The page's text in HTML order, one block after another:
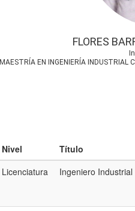
FLORES
MAESTRÍA EN INGENIERÍA INDUSTRIAL
Nivel
Título
Licenciatura Ingeniero Industrial